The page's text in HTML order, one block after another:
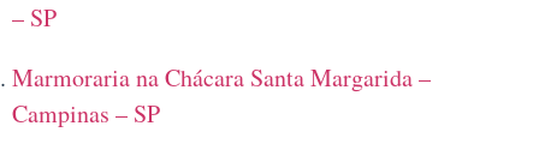
– SP
Marmoraria na Chácara Santa Margarida –
Campinas – SP